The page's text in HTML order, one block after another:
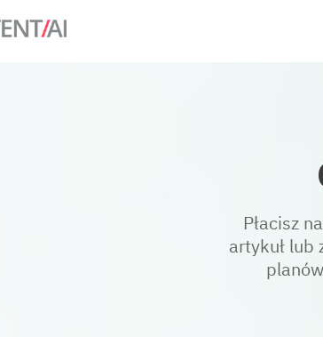
Płacisz
artykuł lub